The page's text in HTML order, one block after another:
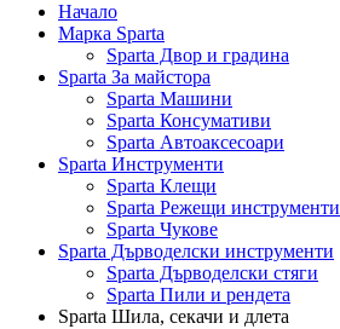
Начало
Марка Sparta
Sparta Двор и градина
Sparta За майстора
Sparta Машини
Sparta Консумативи
Sparta Автоаксесоари
Sparta Инструменти
Sparta Клещи
Sparta Режещи инструменти
Sparta Чукове
Sparta Дърводелски инструменти
Sparta Дърводелски стяги
Sparta Пили и рендета
Sparta Шила, секачи и длета